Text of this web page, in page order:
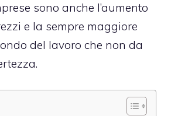
sono anche l’aumento
e la sempre maggiore
del lavoro che non da